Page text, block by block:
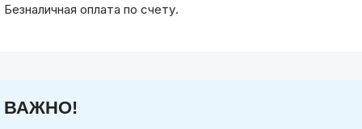
Безналичная оплата по счету.
ВАЖНО!